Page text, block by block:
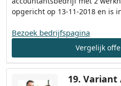
opgericht op 13-11-2018 en is
Bezoek bedrijfspagina
Vergelijk
19. Variant